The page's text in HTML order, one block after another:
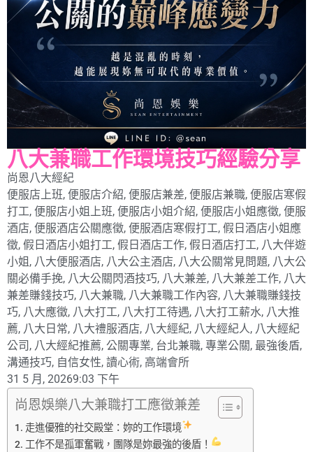
八大兼職工作環境技巧經驗分享
尚恩八大經紀
便服店上班, 便服店介紹, 便服店兼差, 便服店兼職, 便服店寒假
打工, 便服店小姐上班, 便服店小姐介紹, 便服店小姐應徵, 便服
酒店, 便服酒店公關應徵, 便服酒店寒假打工, 假日酒店小姐應
徵, 假日酒店小姐打工, 假日酒店工作, 假日酒店打工, 八大伴遊
小姐 , 八大便服酒店, 八大公主酒店, 八大公關常見問題, 八大公
關必備手挽, 八大公關閃酒技巧, 八大兼差, 八大兼差工作, 八大
兼差賺錢技巧, 八大兼職, 八大兼職工作內容, 八大兼職賺錢技
巧, 八大應徵, 八大打工, 八大打工待遇, 八大打工薪水, 八大推
薦, 八大日常, 八大禮服酒店, 八大經紀, 八大經紀人, 八大經紀
公司 , 八大經紀推薦, 公關專業, 台北兼職, 專業公關, 最強後盾,
溝通技巧, 自信女性, 讀心術, 高端會所
31 5 月, 20269:03 下午
尚恩娛樂八大兼職打工應徵兼差
走進優雅的社交殿堂：妳的工作環境
工作不是孤軍奮戰，團隊是妳最強的後盾！